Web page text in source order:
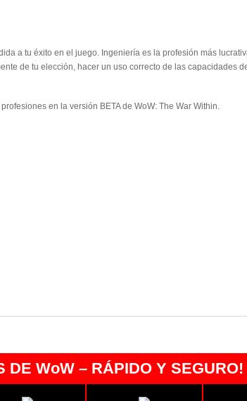
a tu éxito en el juego. Ingeniería es la profesión más
de tu elección, hacer un uso correcto de las capacidades
en la versión BETA de WoW: The War Within.
DE WoW – RÁPIDO Y SEGURO!